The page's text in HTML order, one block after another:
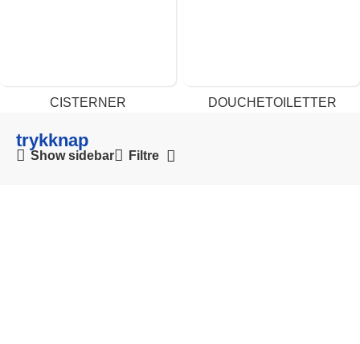
CISTERNER DOUCHETOILETTER
trykknap
Show sidebar Filtre